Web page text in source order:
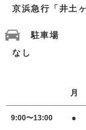
京浜急行「井土
駐車場
なし
月
9:00〜13:00 ●